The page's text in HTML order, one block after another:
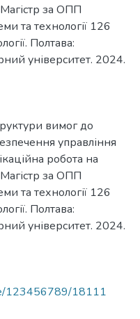
за ОПП
та технології 126
Полтава:
університет. 2024.
вимог до
управління
робота на
за ОПП
та технології 126
Полтава:
університет. 2024.
123456789/18111